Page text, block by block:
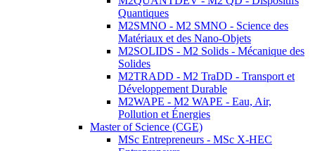
Quantiques
M2SMNO - M2 SMNO - Science des
Matériaux et des Nano-Objets
M2SOLIDS - M2 Solids - Mécanique des
Solides
M2TRADD - M2 TraDD - Transport et
Développement Durable
M2WAPE - M2 WAPE - Eau, Air,
Pollution et Énergies
Master of Science (CGE)
MSc Entrepreneurs - MSc X-HEC